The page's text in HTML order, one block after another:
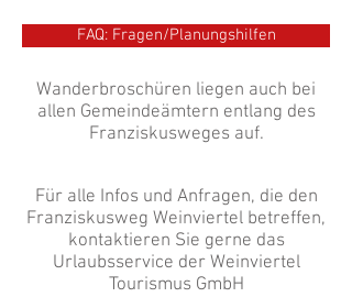
FAQ: Fragen/Planungshilfen
Wanderbroschüren liegen auch bei
allen Gemeindeämtern entlang des
Franziskusweges auf.
Für alle Infos und Anfragen, die den
Franziskusweg Weinviertel betreffen,
kontaktieren Sie gerne das
Urlaubsservice der Weinviertel
Tourismus GmbH